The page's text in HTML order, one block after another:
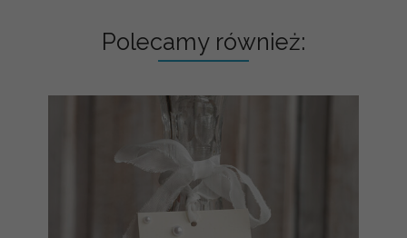
Polecamy również: